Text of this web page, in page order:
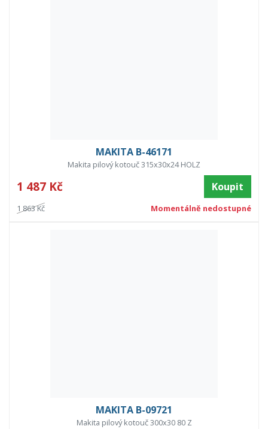
MAKITA B-46171
Makita pilový kotouč 315x30x24 HOLZ
1 487 Kč Koupit
1 863 Kč Momentálně nedostupné
MAKITA B-09721
Makita pilový kotouč 300x30 80 Z